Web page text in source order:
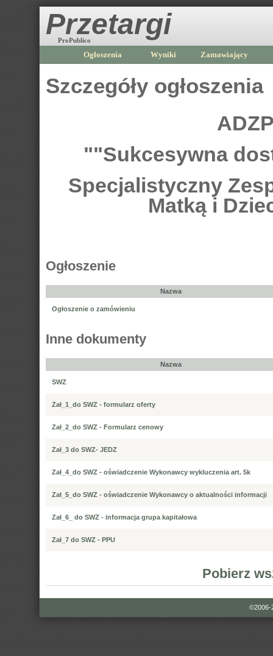
Przetargi
ProPublico
Ogłoszenia Wyniki Zamawiający
Szczegóły ogłoszenia
""Sukcesywna
Specjalistyczny
Matką i
Ogłoszenie
Nazwa
Ogłoszenie o zamówieniu
Inne dokumenty
Nazwa
SWZ
Zał_1_do SWZ - formularz oferty
Zał_2_do SWZ - Formularz cenowy
Zał_3 do SWZ- JEDZ
Zał_4_do SWZ - oświadczenie Wykonawcy wykluczenia art. 5k
Zał_5_do SWZ - oświadczenie Wykonawcy o aktualności informacji
Zał_6_ do SWZ - informacja grupa kapitałowa
Zał_7 do SWZ - PPU
Pobierz
©2006-